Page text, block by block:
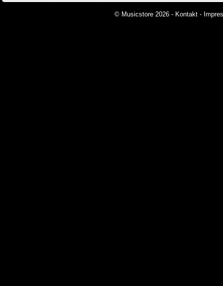
© Musicstore 2026 - Kontakt -